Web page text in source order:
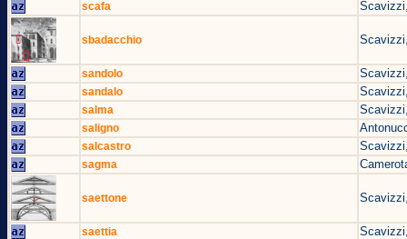
scafa
sbadacchio
sandolo
sandalo
salma
saligno
salcastro
sagma
saettone
saettia